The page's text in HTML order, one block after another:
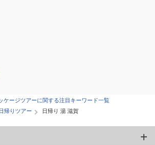
ケージツアーに関する注目キーワード一覧
帰りツアー
日帰り 湯 滋賀